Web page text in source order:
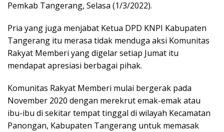
Pemkab Tangerang, Selasa (1/3/2022).
Pria yang juga menjabat Ketua DPD KNPI Kabupaten
Tangerang itu merasa tidak menduga aksi Komunitas
Rakyat Memberi yang digelar setiap Jumat itu
mendapat apresiasi berbagai pihak.
Komunitas Rakyat Memberi mulai bergerak pada
November 2020 dengan merekrut emak-emak atau
ibu-ibu di sekitar tempat tinggal di wilayah Kecamatan
Panongan, Kabupaten Tangerang untuk memasak